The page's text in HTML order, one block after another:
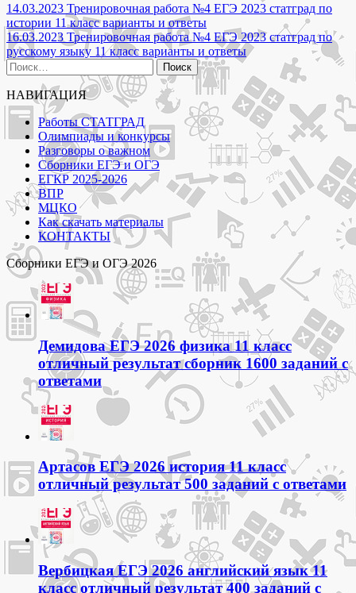
Навигация
по
записям
14.03.2023 Тренировочная работа №4 ЕГЭ 2023 статград по
истории 11 класс варианты и ответы
16.03.2023 Тренировочная работа №4 ЕГЭ 2023 статград по
русскому языку 11 класс варианты и ответы
Найти:
НАВИГАЦИЯ
Работы СТАТГРАД
Олимпиады и конкурсы
Разговоры о важном
Сборники ЕГЭ и ОГЭ
ЕГКР 2025-2026
ВПР
МЦКО
Как скачать материалы
КОНТАКТЫ
Сборники ЕГЭ и ОГЭ 2026
Демидова ЕГЭ 2026 физика 11 класс
отличный результат сборник 1600 заданий с
ответами
Артасов ЕГЭ 2026 история 11 класс
отличный результат 500 заданий с ответами
Вербицкая ЕГЭ 2026 английский язык 11
класс отличный результат 400 заданий с